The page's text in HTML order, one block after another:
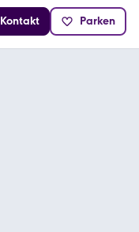
Kontakt Parken